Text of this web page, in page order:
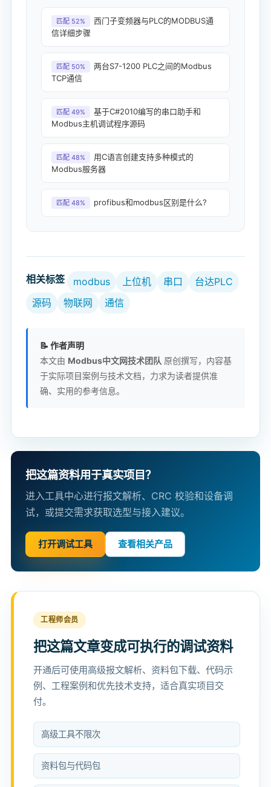
匹配 52%
西门子变频器与PLC的MODBUS通
信详细步骤
匹配 50%
两台S7-1200 PLC之间的Modbus
TCP通信
匹配 49%
基于C#2010编写的串口助手和
Modbus主机调试程序源码
匹配 48%
用C语言创建支持多种模式的
Modbus服务器
匹配 48% profibus和modbus区别是什么?
相关标签 modbus 上位机 串口
台达PLC
源码
物联网 通信
📝 作者声明
本文由 Modbus中文网技术团队 原创撰写，内容基
于实际项目案例与技术文档，力求为读者提供准
确、实用的参考信息。
把这篇资料用于真实项目？
进入工具中心进行报文解析、CRC 校验和设备调
试，或提交需求获取选型与接入建议。
打开调试工具 查看相关产品
工程师会员
把这篇文章变成可执行的调试资料
开通后可使用高级报文解析、资料包下载、代码示
例、工程案例和优先技术支持，适合真实项目交
付。
高级工具不限次
资料包与代码包